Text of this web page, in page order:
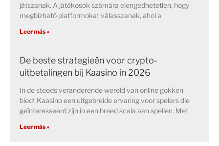
játszanak. A játékosok számára elengedhetetlen, hogy
megbízható platformokat válasszanak, ahol a
Leer más »
De beste strategieën voor crypto-
uitbetalingen bij Kaasino in 2026
In de steeds veranderende wereld van online gokken
biedt Kaasino een uitgebreide ervaring voor spelers die
geïnteresseerd zijn in een breed scala aan spellen. Met
Leer más »